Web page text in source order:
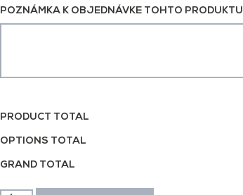
POZNÁMKA K OBJEDNÁVKE TOHTO PRODUKTU
PRODUCT TOTAL
OPTIONS TOTAL
GRAND TOTAL